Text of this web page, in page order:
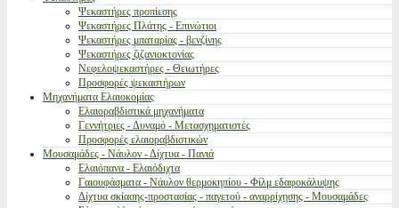
Ψεκαστήρες προπίεσης
Ψεκαστήρες Πλάτης - Επινώτιοι
Ψεκαστήρες μπαταρίας - βενζίνης
Ψεκαστήρες ζιζανιοκτονίας
Νεφελοψεκαστήρες - Θειωτήρες
Προσφορές ψεκαστήρων
Μηχανήματα Ελαιοκομίας
Ελαιοραβδιστικά μηχανήματα
Γεννήτριες - Δυναμό - Μετασχηματιστές
Προσφορές ελαιοραβδιστικών
Μουσαμάδες - Νάυλον - Δίχτυα - Πανιά
Ελαιόπανα - Ελαιόδιχτα
Γαιουφάσματα - Νάυλον θερμοκηπίου - Φίλμ εδαφοκάλυψης
Δίχτυα σκίασης-προστασίας - παγετού - αναρρίχησης - Μουσαμάδες